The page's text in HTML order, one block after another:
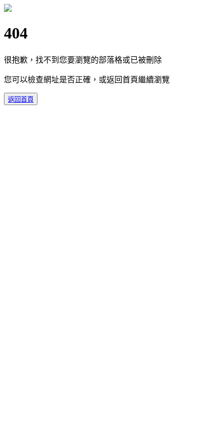
404
很抱歉，找不到您要瀏覽的部落格或已被刪除
您可以檢查網址是否正確，或返回首頁繼續瀏覽
返回首頁